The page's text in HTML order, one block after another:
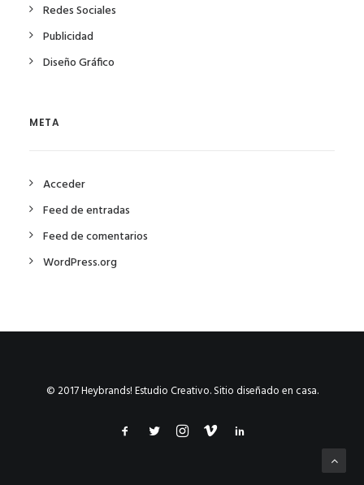
Redes Sociales
Publicidad
Diseño Gráfico
META
Acceder
Feed de entradas
Feed de comentarios
WordPress.org
© 2017 Heybrands! Estudio Creativo. Sitio diseñado en casa.